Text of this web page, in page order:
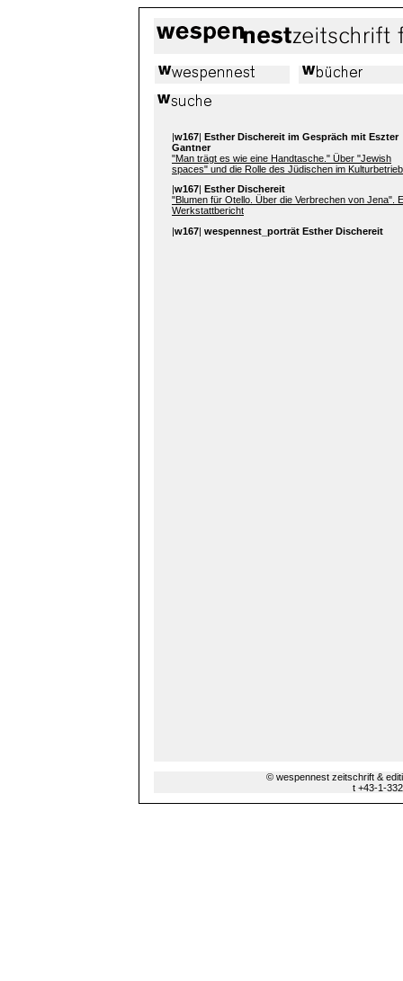
|w167| Esther Dischereit im Gespräch mit Eszter
Gantner
"Man trägt es wie eine Handtasche." Über "Jewish
spaces" und die Rolle des Jüdischen im Kulturbetrieb
w167
Esther Dischereit
"Blumen für Otello. Über die Verbrechen von Jena".
Werkstattbericht
|w167| wespennest_porträt Esther Dischereit
© wespennest zeitschrift &
t +43-1-